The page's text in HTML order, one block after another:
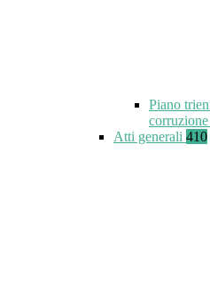
Piano
Atti generali 410